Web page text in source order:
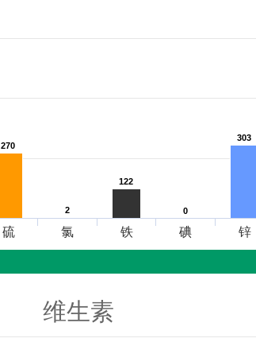
270
270
2
2
122
122
0
0
303
303
硫 氯 铁 碘 锌
维生素